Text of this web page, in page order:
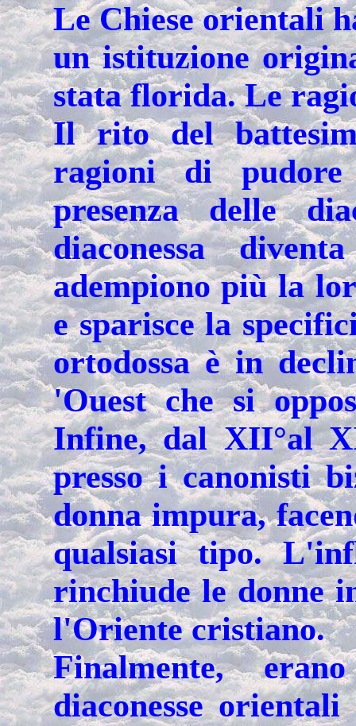
Le Chiese orientali
un istituzione
stata florida. Le
Il rito del
ragioni di pudore
presenza delle
diaconessa
adempiono più la
e sparisce la
ortodossa è in
'Ouest che si
Infine, dal XII°al
presso i canonisti
donna impura,
qualsiasi tipo.
rinchiude le donne
l'Oriente cristiano.
Finalmente,
diaconesse